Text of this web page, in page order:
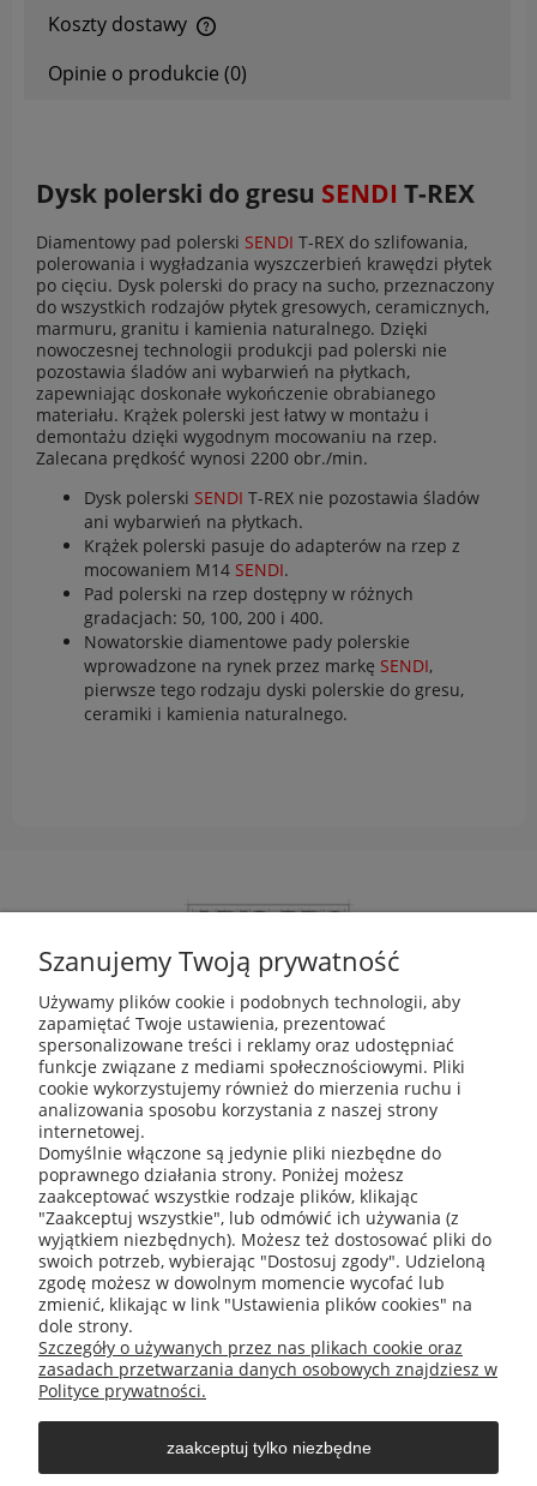
Koszty dostawy
Opinie o produkcie (0)
Dysk polerski do gresu SENDI T-REX
Diamentowy pad polerski SENDI T-REX do szlifowania,
polerowania i wygładzania wyszczerbień krawędzi płytek
po cięciu. Dysk polerski do pracy na sucho, przeznaczony
do wszystkich rodzajów płytek gresowych, ceramicznych,
marmuru, granitu i kamienia naturalnego. Dzięki
nowoczesnej technologii produkcji pad polerski nie
pozostawia śladów ani wybarwień na płytkach,
zapewniając doskonałe wykończenie obrabianego
materiału. Krążek polerski jest łatwy w montażu i
demontażu dzięki wygodnym mocowaniu na rzep.
Zalecana prędkość wynosi 2200 obr./min.
Dysk polerski SENDI T-REX nie pozostawia śladów
ani wybarwień na płytkach.
Krążek polerski pasuje do adapterów na rzep z
mocowaniem M14 SENDI.
Pad polerski na rzep dostępny w różnych
gradacjach: 50, 100, 200 i 400.
Nowatorskie diamentowe pady polerskie
wprowadzone na rynek przez markę SENDI,
pierwsze tego rodzaju dyski polerskie do gresu,
ceramiki i kamienia naturalnego.
ABIS Pro sp. z o. o.
ul. Głogowska 11
30-416 Kraków
+48 531 809 706
office@abispro.pl
Informacje
Blog
Szanujemy Twoją prywatność
Używamy plików cookie i podobnych technologii, aby
zapamiętać Twoje ustawienia, prezentować
spersonalizowane treści i reklamy oraz udostępniać
funkcje związane z mediami społecznościowymi. Pliki
cookie wykorzystujemy również do mierzenia ruchu i
analizowania sposobu korzystania z naszej strony
internetowej.
Domyślnie włączone są jedynie pliki niezbędne do
poprawnego działania strony. Poniżej możesz
zaakceptować wszystkie rodzaje plików, klikając
"Zaakceptuj wszystkie", lub odmówić ich używania (z
wyjątkiem niezbędnych). Możesz też dostosować pliki do
swoich potrzeb, wybierając "Dostosuj zgody". Udzieloną
zgodę możesz w dowolnym momencie wycofać lub
zmienić, klikając w link "Ustawienia plików cookies" na
dole strony.
Szczegóły o używanych przez nas plikach cookie oraz
zasadach przetwarzania danych osobowych znajdziesz w
Polityce prywatności.
zaakceptuj tylko niezbędne